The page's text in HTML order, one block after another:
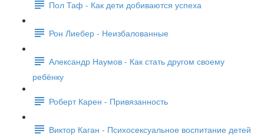
Пол Таф - Как дети добиваются успеха
Рон Лиебер - Неизбалованные
Александр Наумов - Как стать другом своему
ребёнку
Роберт Карен - Привязанность
Виктор Каган - Психосексуальное воспитание детей